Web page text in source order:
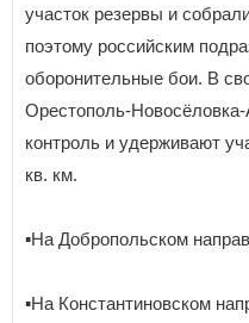
участок резервы и
поэтому российским
оборонительные бои. В
Орестополь-
контроль и удерживают
кв. км.
▪️На Добропольском
▪️На Константиновском